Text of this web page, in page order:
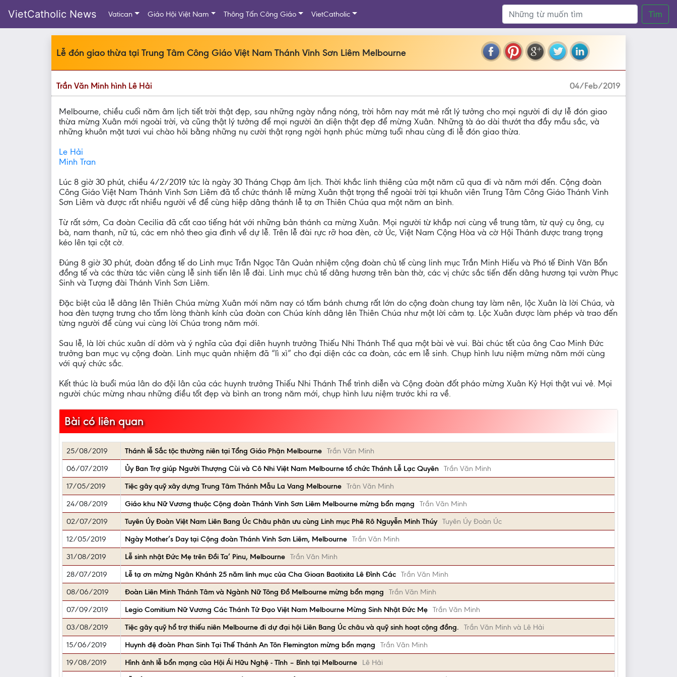
VietCatholic News Vatican Giáo Hội Việt Nam Thông Tấn Công Giáo VietCatholic Tìm
Lễ đón giao thừa tại Trung Tâm Công Giáo Việt Nam Thánh Vinh Sơn Liêm Melbourne
Trần Văn Minh hình Lê Hải 04/Feb/2019
Melbourne, chiều cuối năm âm lịch tiết trời thật đẹp, sau những ngày nắng nóng, trời hôm nay mát mẻ rất lý tưởng cho mọi người đi dự lễ đón giao
thừa mừng Xuân mới ngoài trời, và cũng thật lý tưởng để mọi người ăn diện thật đẹp để mừng Xuân. Những tà áo dài thướt tha đầy mầu sắc, và
những khuôn mặt tươi vui chào hỏi bằng những nụ cười thật rạng ngời hạnh phúc mừng tuổi nhau cùng đi lễ đón giao thừa.
Le Hải
Minh Tran
Lúc 8 giờ 30 phút, chiều 4/2/2019 tức là ngày 30 Tháng Chạp âm lịch. Thời khắc linh thiêng của một năm cũ qua đi và năm mới đến. Cộng đoàn
Công Giáo Việt Nam Thánh Vinh Sơn Liêm đã tổ chức thánh lễ mừng Xuân thật trọng thể ngoài trời tại khuôn viên Trung Tâm Công Giáo Thánh Vinh
Sơn Liêm và được rất nhiều người về để cùng hiệp dâng thánh lễ tạ ơn Thiên Chúa qua một năm an bình.
Từ rất sớm, Ca đoàn Cecilia đã cất cao tiếng hát với những bản thánh ca mừng Xuân. Mọi người từ khắp nơi cùng về trung tâm, từ quý cụ ông, cụ
bà, nam thanh, nữ tú, các em nhỏ theo gia đình về dự lễ. Trên lễ đài rực rỡ hoa đèn, cờ Úc, Việt Nam Cộng Hòa và cờ Hội Thánh được trang trọng
kéo lên tại cột cờ.
Đúng 8 giờ 30 phút, đoàn đồng tế do Linh mục Trần Ngọc Tân Quản nhiệm cộng đoàn chủ tế cùng linh mục Trần Minh Hiếu và Phó tế Đinh Văn Bổn
đồng tế và các thừa tác viên cùng lễ sinh tiến lên lễ đài. Linh mục chủ tế dâng hương trên bàn thờ, các vị chức sắc tiến đến dâng hương tại vườn Phục
Sinh và Tượng đài Thánh Vinh Sơn Liêm.
Đặc biệt của lễ dâng lên Thiên Chúa mừng Xuân mới năm nay có tấm bánh chưng rất lớn do cộng đoàn chung tay làm nên, lộc Xuân là lời Chúa, và
hoa đèn tượng trưng cho tấm lòng thành kính của đoàn con Chúa kính dâng lên Thiên Chúa như một lời cảm tạ. Lộc Xuân được làm phép và trao đến
từng người để cùng vui cùng lời Chúa trong năm mới.
Sau lễ, là lời chúc xuân dí dỏm và ý nghĩa của đại diên huynh trưởng Thiếu Nhi Thánh Thể qua một bài vè vui. Bài chúc tết của ông Cao Minh Đức
trưởng ban mục vụ cộng đoàn. Linh mục quản nhiệm đã “lì xì” cho đại diện các ca đoàn, các em lễ sinh. Chụp hình lưu niệm mừng năm mới cùng
với quý chức sắc.
Kết thúc là buổi múa lân do đội lân của các huynh trưởng Thiếu Nhi Thánh Thể trình diễn và Cộng đoàn đốt pháo mừng Xuân Kỷ Hợi thật vui vẻ. Mọi
người chúc mừng nhau những điều tốt đẹp và bình an trong năm mới, chụp hình lưu niệm trước khi ra về.
Bài có liên quan
25/08/2019 Thánh lễ Sắc tộc thường niên tại Tổng Giáo Phận Melbourne Trần Văn Minh
06/07/2019
Ủy Ban Trợ giúp Người Thượng Cùi và Cô Nhi Việt Nam Melbourne tổ chức Thánh Lễ Lạc Quyên Trần Văn Minh
17/05/2019
Tiệc gây quỹ xây dựng Trung Tâm Thánh Mẫu La Vang Melbourne Trân Văn Minh
24/08/2019
Giáo khu Nữ Vương thuộc Cộng đoàn Thánh Vinh Sơn Liêm Melbourne mừng bổn mạng
Trần Văn Minh
02/07/2019
Tuyên Úy Đoàn Việt Nam Liên Bang Úc Châu phân ưu cùng Linh mục Phê Rô Nguyễn Minh Thúy Tuyên Úy Đoàn Úc
12/05/2019
Ngày Mother’s Day tại Cộng đoàn Thánh Vinh Sơn Liêm, Melbourne Trần Văn Minh
31/08/2019
Lễ sinh nhật Đức Mẹ trên Đồi Ta’ Pinu, Melbourne Trần Văn Minh
28/07/2019
Lễ tạ ơn mừng Ngân Khánh 25 năm linh mục của Cha Gioan Baotixita Lê Đình Các Trần Văn Minh
08/06/2019
Đoàn Liên Minh Thánh Tâm và Ngành Nữ Tông Đồ Melbourne mừng bổn mạng
Trần Văn Minh
07/09/2019
Legio Comitium Nữ Vương Các Thánh Tử Đạo Việt Nam Melbourne Mừng Sinh Nhật Đức Mẹ Trần Văn Minh
03/08/2019
Tiệc gây quỹ hổ trợ thiếu niên Melbourne đi dự đại hội Liên Bang Úc châu và quỹ sinh hoạt cộng đồng.
Trần Văn Minh và Lê Hải
15/06/2019
Huynh đệ đoàn Phan Sinh Tại Thế Thánh An Tôn Flemington mừng bổn mạng
Trần Văn Minh
19/08/2019
Hình ảnh lễ bổn mạng của Hội Ái Hữu Nghệ - Tĩnh – Bình tại Melbourne
Lê Hải